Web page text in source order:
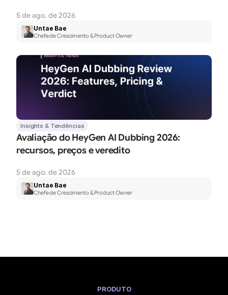
5 de ago. de 2026
Untae Bae
Chefe de Crescimento & Product Owner
Insights & Tendências
Avaliação do HeyGen AI Dubbing 2026:
recursos, preços e veredito
5 de ago. de 2026
Untae Bae
Chefe de Crescimento & Product Owner
PRODUTO